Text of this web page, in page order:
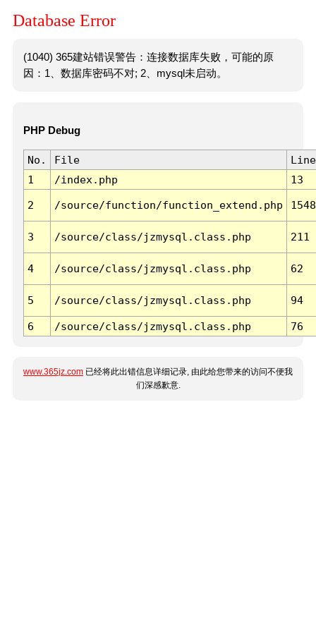
Database Error
(1040) 365建站错误警告：连接数据库失败，可能的原
因：1、数据库密码不对; 2、mysql未启动。
PHP Debug
No. File
Line
1
/index.php 13
2 /source/function/function_extend.php 1548
3 /source/class/jzmysql.class.php 211
4 /source/class/jzmysql.class.php 62
5 /source/class/jzmysql.class.php 94
6 /source/class/jzmysql.class.php 76
www.365jz.com 已经将此出错信息详细记录, 由此给您带来的访问不便我
们深感歉意.